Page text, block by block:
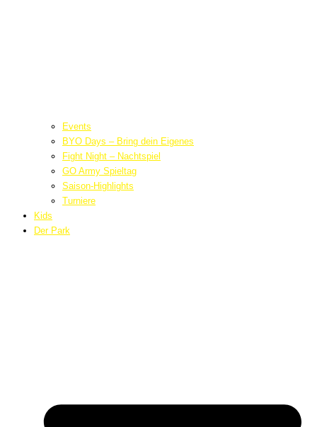
Events
BYO Days – Bring dein Eigenes
Fight Night – Nachtspiel
GO Army Spieltag
Saison-Highlights
Turniere
Kids
Der Park